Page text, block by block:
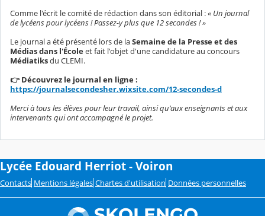
Comme l'écrit le comité de rédaction dans son éditorial :« Un journal
de lycéens pour lycéens ! Passez-y plus que 12 secondes ! »
Le journal a été présenté lors de laSemaine de la Presse et des
Médias dans l'Écoleet fait l'objet d'une candidature au concours
Médiatiksdu CLEMI.
👉 Découvrez le journal en ligne :
https://journalsecondesher.wixsite.com/12-secondes-d
Merci à tous les élèves pour leur travail, ainsi qu'aux enseignants et aux
intervenants qui ont accompagné le projet.
Lycée Edouard Herriot - Voiron
Contacts Mentions légales Chartes d'utilisation Données personnelles